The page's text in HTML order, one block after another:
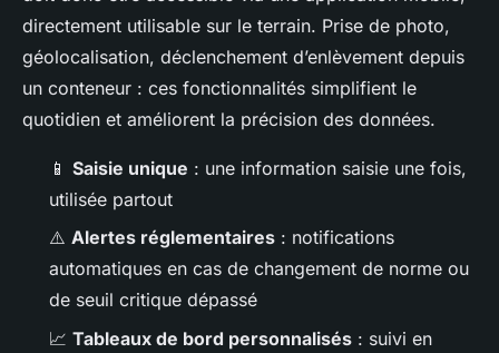
directement utilisable sur le terrain. Prise de photo,
géolocalisation, déclenchement d’enlèvement depuis
un conteneur : ces fonctionnalités simplifient le
quotidien et améliorent la précision des données.
📱 Saisie unique : une information saisie une fois,
utilisée partout
⚠️ Alertes réglementaires : notifications
automatiques en cas de changement de norme ou
de seuil critique dépassé
📈 Tableaux de bord personnalisés : suivi en